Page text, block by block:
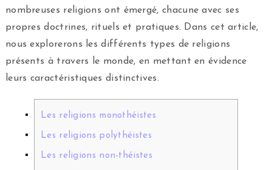
nombreuses religions ont émergé, chacune avec ses
propres doctrines, rituels et pratiques. Dans cet article,
nous explorerons les différents types de religions
présents à travers le monde, en mettant en évidence
leurs caractéristiques distinctives.
Les religions monothéistes
Les religions polythéistes
Les religions non-théistes